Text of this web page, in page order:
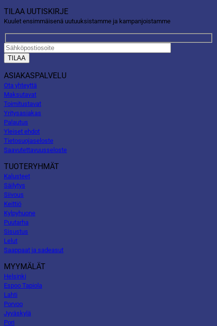
TILAA UUTISKIRJE
Kuulet ensimmäisenä uutuuksistamme ja kampanjoistamme
ASIAKASPALVELU
Ota yhteyttä
Maksutavat
Toimitustavat
Yritysasiakas
Palautus
Yleiset ehdot
Tietosuojaseloste
Saavutettavuusseloste
TUOTERYHMÄT
Kalusteet
Säilytys
Siivous
Keittiö
Kylpyhuone
Puutarha
Sisustus
Lelut
Saappaat ja sadeasut
MYYMÄLÄT
Helsinki
Espoo Tapiola
Lahti
Porvoo
Jyväskylä
Pori